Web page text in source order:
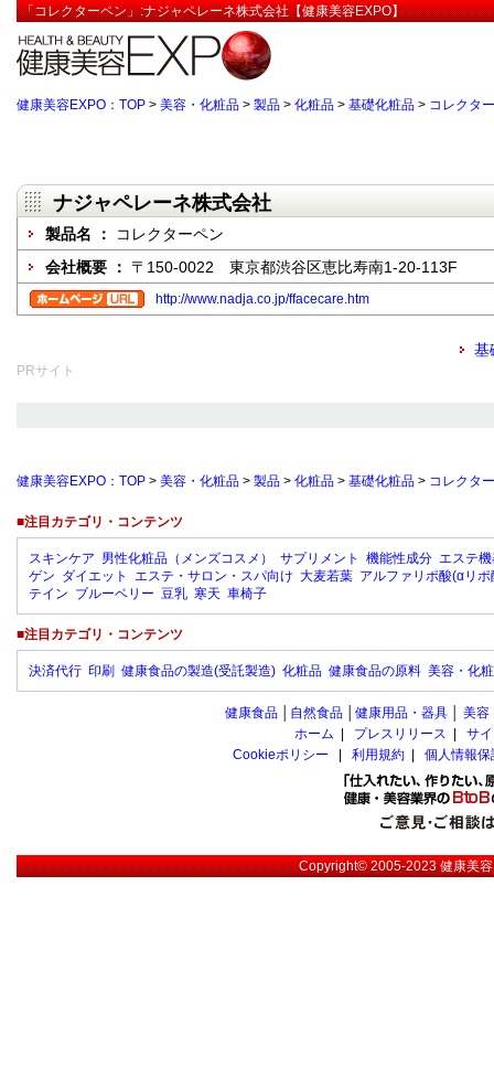
「コレクターペン」:ナジャペレーネ株式会社【健康美容EXPO】
健康美容EXPO：TOP > 美容・化粧品 > 製品 > 化粧品 > 基礎化粧品 > コレクタ
ナジャペレーネ株式会社
製品名 ：
コレクターペン
会社概要 ： 〒150-0022 東京都渋谷区恵比寿南1-20-113F
http://www.nadja.co.jp/ffacecare.htm
基
PRサイト
健康美容EXPO：TOP > 美容・化粧品 > 製品 > 化粧品 > 基礎化粧品 > コレクタ
■注目カテゴリ・コンテンツ
スキンケア 男性化粧品（メンズコスメ） サプリメント 機能性成分 エステ
ゲン ダイエット エステ・サロン・スパ向け 大麦若葉 アルファリポ酸(αリポ
テイン ブルーベリー 豆乳 寒天 車椅子
■注目カテゴリ・コンテンツ
決済代行 印刷 健康食品の製造(受託製造) 化粧品 健康食品の原料 美容・化
健康食品 自然食品 健康用品・器具 美容
ホーム
プレスリリース
サ
Cookieポリシー
利用規約 個人情報
Copyright© 2005-2023健康美